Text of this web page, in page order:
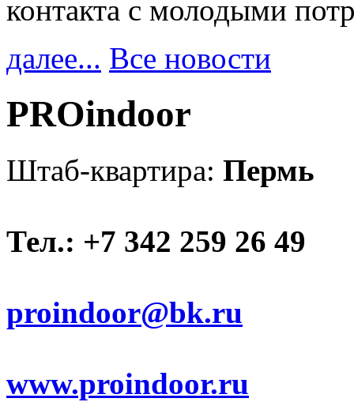
контакта с молодыми
далее... Все новости
PROindoor
Штаб-квартира: Пермь
Тел.: +7 342 259 26 49
proindoor@bk.ru
www.proindoor.ru